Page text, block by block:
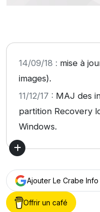
14/09/18 : mise à
images).
11/12/17 : MAJ des
partition Recovery
Windows.
Ajouter Le Crabe
Offrir un café